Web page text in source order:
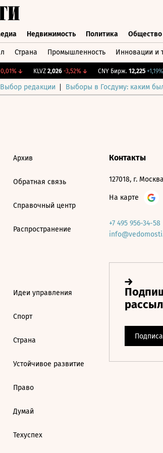
Недвижимость Политика Общество
Страна Промышленность Инновации и
↓ KLVZ 2,026 -3,52%↓ CNY Бирж. 12,225 +1,19%
Выбор редакции Выборы в Госдуму: каким
Архив
Обратная связь
Справочный центр
Распространение
Идеи управления
Спорт
Страна
Устойчивое развитие
Право
Думай
Техуспех
Контакты
127018, г.
На карте
+7 495 956-34-58